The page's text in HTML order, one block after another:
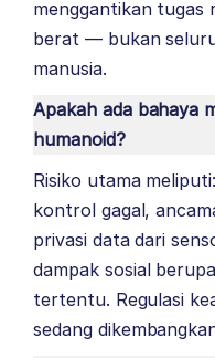
menggantikan
berat — bukan
manusia.
Apakah ada bahaya
humanoid?
Risiko utama
kontrol gagal,
privasi data dari
dampak sosial
tertentu. Regulasi
sedang